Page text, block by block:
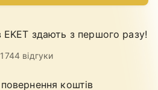
EKET здають з першого разу!
1744 відгуки
коштів